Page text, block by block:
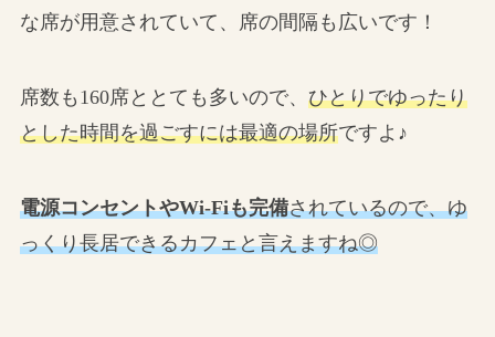
な席が用意されていて、席の間隔も広いです！
席数も160席ととても多いので、 ひとりでゆったり
とした時間を過ごすには最適の場所ですよ♪
電源コンセントやWi-Fiも完備されているので、ゆ
っくり長居できるカフェと言えますね◎